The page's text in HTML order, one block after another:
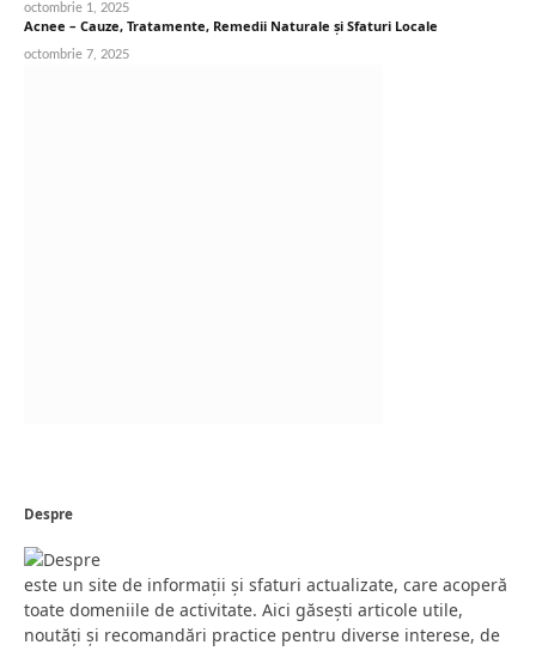
octombrie 1, 2025
Acnee – Cauze, Tratamente, Remedii Naturale și Sfaturi Locale
octombrie 7, 2025
Despre
este un site de informații și sfaturi actualizate, care acoperă
toate domeniile de activitate. Aici găsești articole utile,
noutăți și recomandări practice pentru diverse interese, de